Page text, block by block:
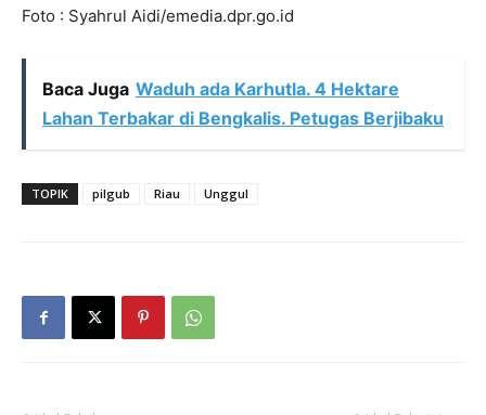
Foto : Syahrul Aidi/emedia.dpr.go.id
Baca Juga Waduh ada Karhutla. 4 Hektare
Lahan Terbakar di Bengkalis. Petugas Berjibaku
TOPIK pilgub Riau Unggul